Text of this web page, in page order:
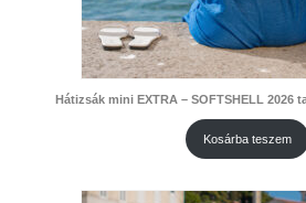
Hátizsák mini EXTRA – SOFTSHELL 2026
Kosárba teszem